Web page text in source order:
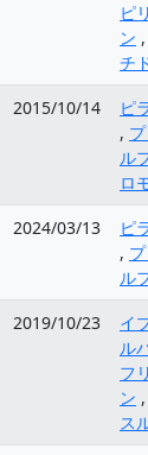
ピ
ン ,
チ
2015/10/14
ピ
,
ル
ロ
2024/03/13
ピ
,
ル
2019/10/23
イ
ル
フ
ン ,
ス